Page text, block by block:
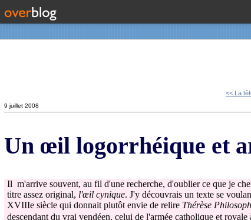
<< La
9 juillet 2008
Un œil logorrhéique et
Il m'arrive souvent, au fil d'une recherche, d'oublier ce que je
titre assez original, l'œil cynique. J'y découvrais un texte se
XVIIIe siècle qui donnait plutôt envie de relire Thérèse
descendant du vrai vendéen, celui de l'armée catholique et royale